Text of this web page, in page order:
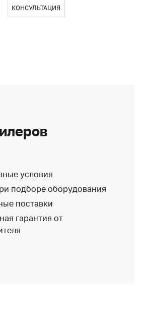
КОНСУЛЬТАЦИЯ
условия
подборе оборудования
поставки
гарантия от